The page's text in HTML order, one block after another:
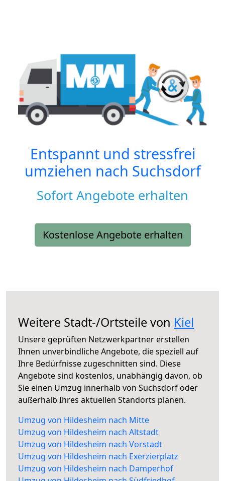
Entspannt und stressfrei
umziehen nach Suchsdorf
Sofort Angebote erhalten
Kostenlose Angebote erhalten
Weitere Stadt-/Ortsteile von Kiel
Unsere geprüften Netzwerkpartner erstellen
Ihnen unverbindliche Angebote, die speziell auf
Ihre Bedürfnisse zugeschnitten sind. Diese
Angebote sind kostenlos, unabhängig davon, ob
Sie einen Umzug innerhalb von Suchsdorf oder
außerhalb Ihres aktuellen Standorts planen.
Umzug von Hildesheim nach Mitte
Umzug von Hildesheim nach Altstadt
Umzug von Hildesheim nach Vorstadt
Umzug von Hildesheim nach Exerzierplatz
Umzug von Hildesheim nach Damperhof